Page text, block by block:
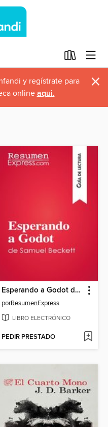
y regístrate para
onlineaqui. ×
Esperando a Godot de Samuel Beckett (Guía de lectura)
porResumenExpress
LIBRO ELECTRÓNICO
PEDIR PRESTADO